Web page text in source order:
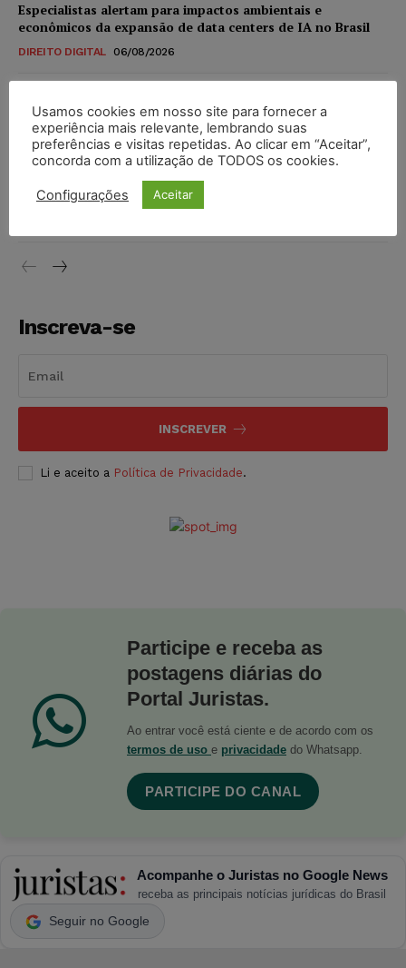
Especialistas alertam para impactos ambientais e
econômicos da expansão de data centers de IA no Brasil
DIREITO DIGITAL 06/08/2026
invioláveis após assinatura digital e lacração
NOTÍCIAS 06/08/2026
STF inicia julgamento sobre constitucionalidade da
proibição dos jogos de azar no Brasil
Inscreva-se
INSCREVER
Li e aceito a Política de Privacidade.
Participe e receba as
postagens diárias do
Portal Juristas.
Ao entrar você está ciente e de acordo com os
termos de uso e privacidade do Whatsapp.
PARTICIPE DO CANAL
Acompanhe o Juristas no Google News
receba as principais notícias jurídicas do Brasil
Seguir no Google
Usamos cookies em nosso site para fornecer a
experiência mais relevante, lembrando suas
preferências e visitas repetidas. Ao clicar em “Aceitar”,
concorda com a utilização de TODOS os cookies.
Configurações Aceitar